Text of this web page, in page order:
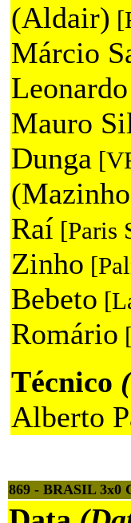
(Aldair)
Márcio
Leonardo
Mauro
Dunga
Raí [Paris
Zinho
Bebeto
Romário
Técnico
Alberto
869 - BRASIL 3x0